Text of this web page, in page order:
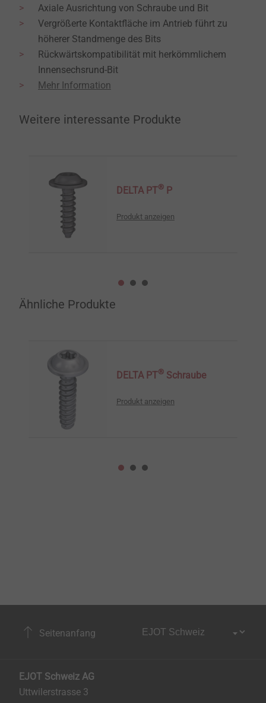
Axiale Ausrichtung von Schraube und Bit
Vergrößerte Kontaktfläche im Antrieb führt zu
höherer Standmenge des Bits
Rückwärtskompatibilität mit herkömmlichem
Innensechsrund-Bit
Mehr Information
Weitere interessante Produkte
DELTA PT®P
Produkt anzeigen
Ähnliche Produkte
DELTA PT®Schraube
Produkt anzeigen
Seitenanfang
EJOT Schweiz AG
Uttwilerstrasse 3